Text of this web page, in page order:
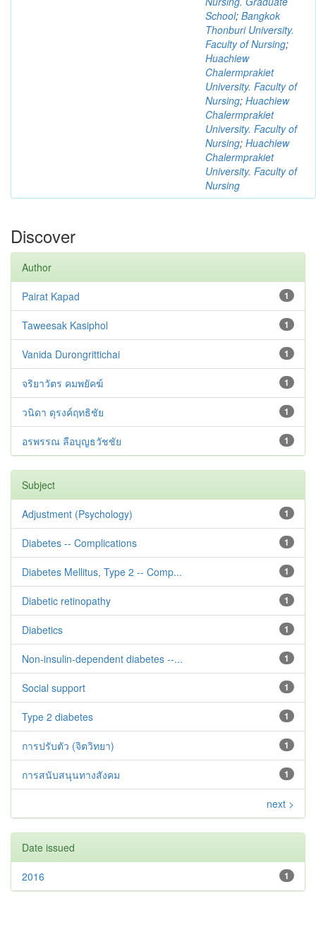
School; Bangkok
Thonburi University.
Faculty of Nursing;
Huachiew
Chalermprakiet
University. Faculty of
Nursing; Huachiew
Chalermprakiet
University. Faculty of
Nursing; Huachiew
Chalermprakiet
University. Faculty of
Nursing
Discover
Author
1
Pairat Kapad
1
Taweesak Kasiphol
1
Vanida Durongrittichai
1
จริยาวัตร คมพยัคฆ์
1
วนิดา ดุรงค์ฤทธิชัย
1
อรพรรณ ลือบุญธวัชชัย
Subject
1
Adjustment ‪(Psychology)
1
Diabetes -- Complications
1
Diabetes Mellitus, Type 2 -- Comp...
1
Diabetic retinopathy
1
Diabetics
1
Non-insulin-dependent diabetes --...
1
Social support
1
Type 2 diabetes‬‬‬‬‬‬
1
การปรับตัว (จิตวิทยา)
1
การสนับสนุนทางสังคม
next >
Date issued
1
2016